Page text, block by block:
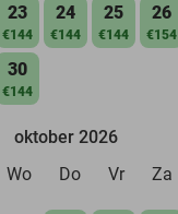
23
€144
24
€144
25
€144
26
€154
30
€144
oktober 2026
Wo Do Vr Za